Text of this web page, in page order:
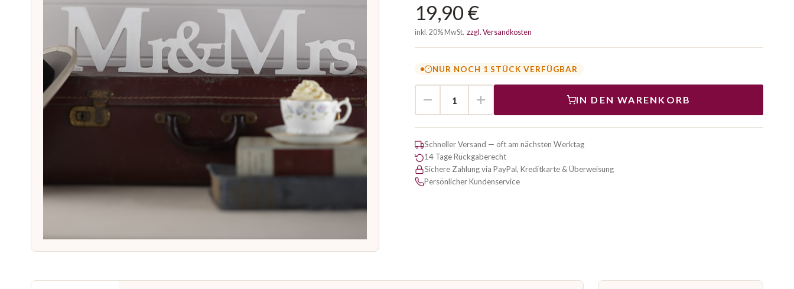
19,90 €
inkl. 20% MwSt. zzgl. Versandkosten
NUR NOCH 1 STÜCK VERFÜGBAR
IN DEN WARENKORB
Schneller Versand — oft am nächsten Werktag
14 Tage Rückgaberecht
Sichere Zahlung via PayPal, Kreditkarte & Überweisung
Persönlicher Kundenservice